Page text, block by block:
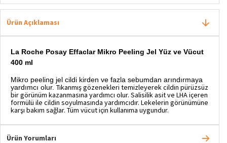
Ürün Açıklaması
La Roche Posay Effaclar Mikro Peeling Jel Yüz ve Vücut
400 ml
Mikro peeling jel cildi kirden ve fazla sebumdan arındırmaya
yardımcı olur. Tıkanmış gözenekleri temizleyerek cildin pürüzsüz
bir görünüm kazanmasına yardımcı olur. Salisilik asit ve LHA içeren
formülü ile cildin soyulmasında yardımcıdır. Lekelerin görünümüne
karşı bakım sağlar. Tüm vücut için kullanıma uygundur.
Ürün Yorumları